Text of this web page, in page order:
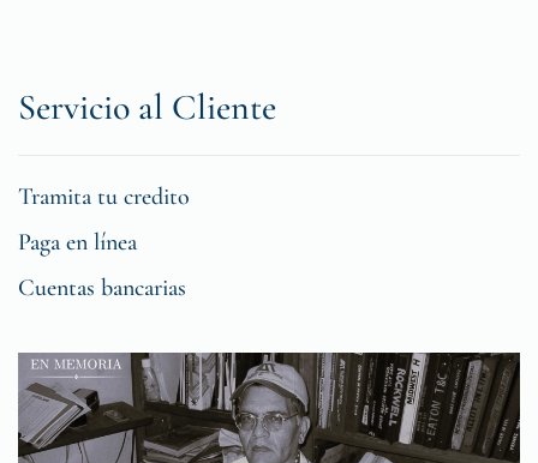
Servicio al Cliente
Tramita tu credito
Paga en línea
Cuentas bancarias